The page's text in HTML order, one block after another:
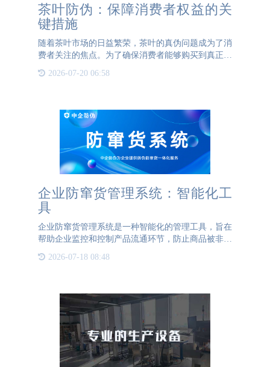
茶叶防伪：保障消费者权益的关
键措施
随着茶叶市场的日益繁荣，茶叶的真伪问题成为了消
费者关注的焦点。为了确保消费者能够购买到真正的
高端茶叶，茶叶防伪技术显得尤为重要。目前，茶叶
防伪主要通过以下几种方式实现：防伪码粘贴、防伪
2026-07-20 06:58
企业防窜货管理系统：智能化工
具
企业防窜货管理系统是一种智能化的管理工具，旨在
帮助企业监控和控制产品流通环节，防止商品被非法
如云计算、大数据和二维码扫描，为企业提供全面的
2026-07-18 08:48